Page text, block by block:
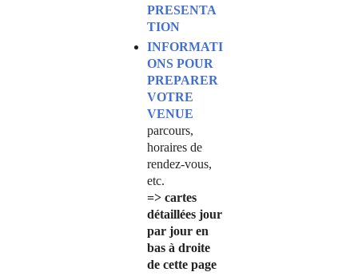
PRESENTA
TION
INFORMATI
ONS POUR
PREPARER
VOTRE
VENUE
parcours,
horaires de
rendez-vous,
etc.
=> cartes
détaillées jour
par jour en
bas à droite
de cette page